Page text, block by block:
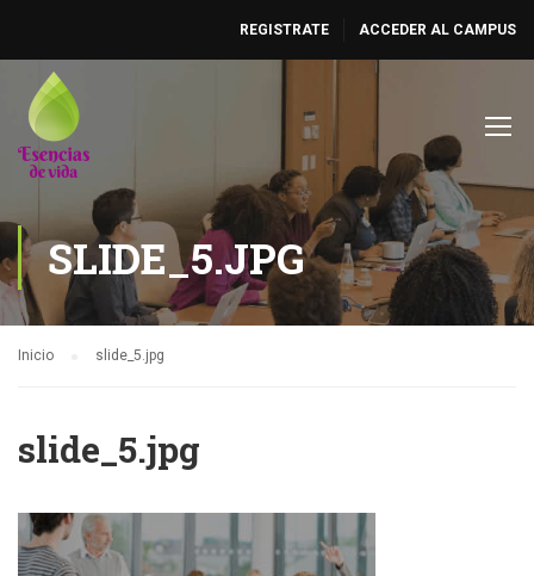
REGISTRATE ACCEDER AL CAMPUS
SLIDE_5.JPG
Inicio slide_5.jpg
slide_5.jpg